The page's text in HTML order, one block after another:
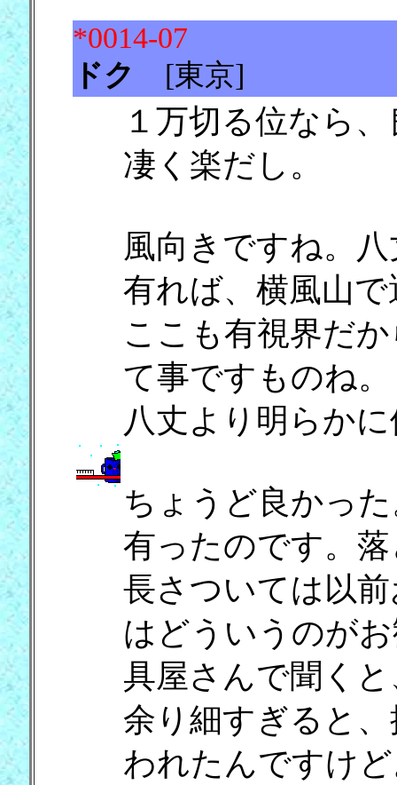
*0014-07
ドク
[東京] [19/
１万切る位なら
凄く楽だし。
風向きですね。
有れば、横風山
ここも有視界だ
て事ですものね。
八丈より明らか
ちょうど良かっ
有ったのです。
長さついては以
はどういうのが
具屋さんで聞く
余り細すぎると
われたんですけ